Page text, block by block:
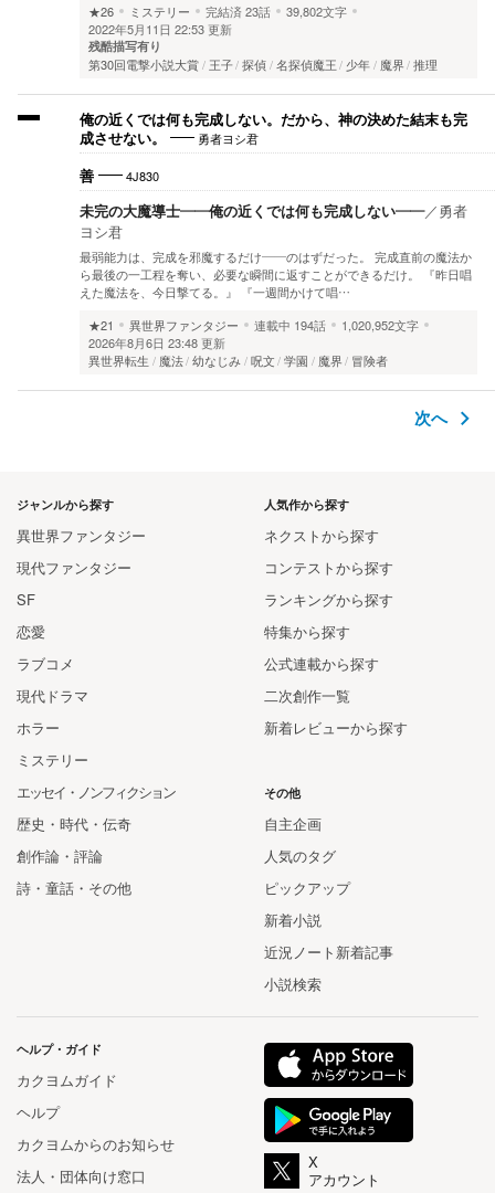
★26
ミステリー 完結済23話
39,802文字
2022年5月11日 22:53 更新
残酷描写有り
第30回電撃小説大賞 王子 探偵 名探偵魔王 少年 魔界 推理
俺の近くでは何も完成しない。だから、神の決めた結末も完
成させない。
勇者ヨシ君
善 4J830
未完の大魔導士――俺の近くでは何も完成しない――／勇者
ヨシ君
最弱能力は、完成を邪魔するだけ――のはずだった。 完成直前の魔法か
ら最後の一工程を奪い、必要な瞬間に返すことができるだけ。 『昨日唱
えた魔法を、今日撃てる。』 『一週間かけて唱…
★21
異世界ファンタジー 連載中 194話
1,020,952文字
2026年8月6日 23:48 更新
異世界転生
魔法 幼なじみ 呪文 学園 魔界 冒険者
次へ
人気作から探す
ネクストから探す
コンテストから探す
ランキングから探す
特集から探す
公式連載から探す
二次創作一覧
新着レビューから探す
ジャンルから探す
異世界ファンタジー
現代ファンタジー
SF
恋愛
ラブコメ
現代ドラマ
ホラー
ミステリー
エッセイ・ノンフィクション
歴史・時代・伝奇
創作論・評論
詩・童話・その他
その他
自主企画
人気のタグ
ピックアップ
新着小説
近況ノート新着記事
小説検索
ヘルプ・ガイド
カクヨムガイド
ヘルプ
カクヨムからのお知らせ
法人・団体向け窓口
X
アカウント